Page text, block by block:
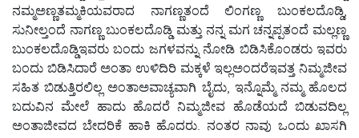
ನಮ್ಮಅಣ್ಣತಮ್ಮಕಿಯವರಾದ ನಾಗಣ್ಣತಂದೆ ಲಿಂಗಣ್ಣ ಬುಂಕಲದೊಡ್ಡಿ,
ಸುನೀಲ್ತಂದೆ ನಾಗಣ್ಣ ಬುಂಕಲದೊಡ್ಡಿ ಮತ್ತು ನನ್ನ ಮಗ ಚನ್ನಪ್ಪತಂದೆ ಮಲ್ಲಣ್ಣ
ಬುಂಕಲದೊಡ್ಡಿಇವರು ಬಂದು ಜಗಳವನ್ನು ನೋಡಿ ಬಿಡಿಸಿಕೊಂಡರು ಇವರು
ಬಂದು ಬಿಡಿಸಿದಾರೆ ಅಂತಾ ಉಳಿದಿರಿ ಮಕ್ಕಳೆ ಇಲ್ಲಅಂದರೆಇವತ್ತ ನಿಮ್ಮಜೀವ
ಸಹಿತ ಬಿಡುತ್ತಿರಲಿಲ್ಲ ಅಂತಾಅವಾಚ್ಯವಾಗಿ ಬೈದು, ಇನ್ನೊಮ್ಮೆ ನಮ್ಮ ಹೊಲದ
ಬದುವಿನ ಮೇಲೆ ಹಾದು ಹೊದರೆ ನಿಮ್ಮಜೀವ ಹೊಡೆಯದೆ ಬಿಡುವದಿಲ್ಲ
ಅಂತಾಜೀವದ ಬೇದರಿಕೆ ಹಾಕಿ ಹೊದರು. ನಂತರ ನಾವು ಒಂದು ಖಾಸಗಿ